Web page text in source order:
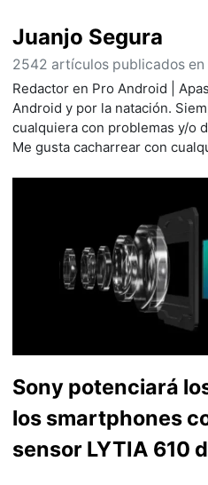
Juanjo Segura
2542 artículos publicados
Redactor en Pro Android |
Android y por la natación.
cualquiera con problemas y/o
Me gusta cacharrear con
Sony potenciará
los smartphones
sensor LYTIA 610